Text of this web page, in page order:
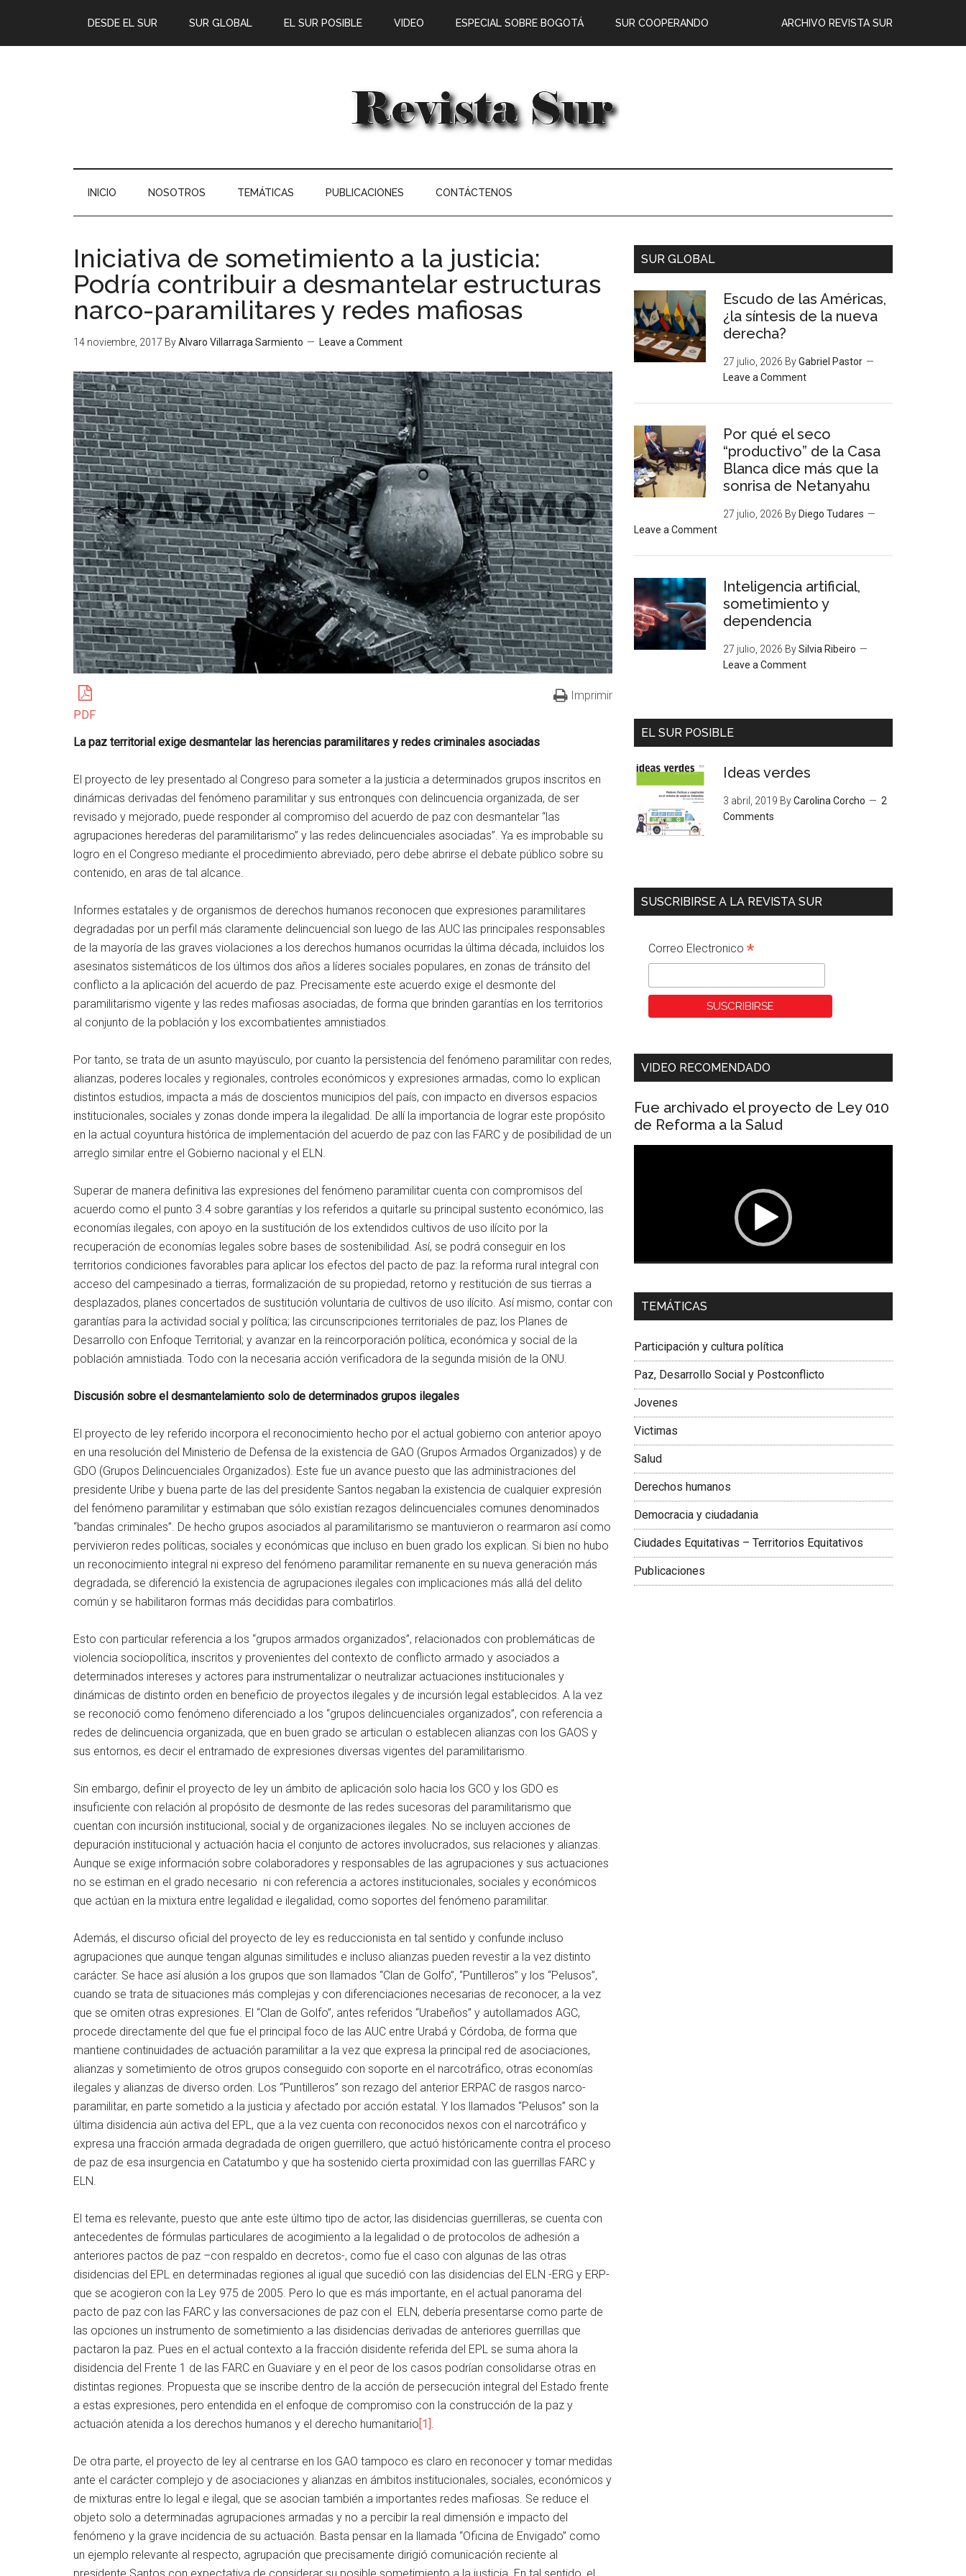
DESDE EL SUR SUR GLOBAL EL SUR POSIBLE ARCHIVO REVISTA SUR
VIDEO ESPECIAL SOBRE BOGOTÁ SUR COOPERANDO
INICIO NOSOTROS TEMÁTICAS PUBLICACIONES CONTÁCTENOS
Iniciativa de sometimiento a la justicia:
Podría contribuir a desmantelar estructuras
narco-paramilitares y redes mafiosas
14 noviembre, 2017 ByAlvaro Villarraga Sarmiento Leave a Comment
PDF
Imprimir
La paz territorial exige desmantelar las herencias paramilitares y redes criminales asociadas
El proyecto de ley presentado al Congreso para someter a la justicia a determinados grupos inscritos en
dinámicas derivadas del fenómeno paramilitar y sus entronques con delincuencia organizada, de ser
revisado y mejorado, puede responder al compromiso del acuerdo de paz con desmantelar “las
agrupaciones herederas del paramilitarismo” y las redes delincuenciales asociadas”. Ya es improbable su
logro en el Congreso mediante el procedimiento abreviado, pero debe abrirse el debate público sobre su
contenido, en aras de tal alcance.
Informes estatales y de organismos de derechos humanos reconocen que expresiones paramilitares
degradadas por un perfil más claramente delincuencial son luego de las AUC las principales responsables
de la mayoría de las graves violaciones a los derechos humanos ocurridas la última década, incluidos los
asesinatos sistemáticos de los últimos dos años a líderes sociales populares, en zonas de tránsito del
conflicto a la aplicación del acuerdo de paz. Precisamente este acuerdo exige el desmonte del
paramilitarismo vigente y las redes mafiosas asociadas, de forma que brinden garantías en los territorios
al conjunto de la población y los excombatientes amnistiados.
Por tanto, se trata de un asunto mayúsculo, por cuanto la persistencia del fenómeno paramilitar con redes,
alianzas, poderes locales y regionales, controles económicos y expresiones armadas, como lo explican
distintos estudios, impacta a más de doscientos municipios del país, con impacto en diversos espacios
institucionales, sociales y zonas donde impera la ilegalidad. De allí la importancia de lograr este propósito
en la actual coyuntura histórica de implementación del acuerdo de paz con las FARC y de posibilidad de un
arreglo similar entre el Gobierno nacional y el ELN.
Superar de manera definitiva las expresiones del fenómeno paramilitar cuenta con compromisos del
acuerdo como el punto 3.4 sobre garantías y los referidos a quitarle su principal sustento económico, las
economías ilegales, con apoyo en la sustitución de los extendidos cultivos de uso ilícito por la
recuperación de economías legales sobre bases de sostenibilidad. Así, se podrá conseguir en los
territorios condiciones favorables para aplicar los efectos del pacto de paz: la reforma rural integral con
acceso del campesinado a tierras, formalización de su propiedad, retorno y restitución de sus tierras a
desplazados, planes concertados de sustitución voluntaria de cultivos de uso ilícito. Así mismo, contar con
garantías para la actividad social y política; las circunscripciones territoriales de paz; los Planes de
Desarrollo con Enfoque Territorial; y avanzar en la reincorporación política, económica y social de la
población amnistiada. Todo con la necesaria acción verificadora de la segunda misión de la ONU.
Discusión sobre el desmantelamiento solo de determinados grupos ilegales
El proyecto de ley referido incorpora el reconocimiento hecho por el actual gobierno con anterior apoyo
en una resolución del Ministerio de Defensa de la existencia de GAO (Grupos Armados Organizados) y de
GDO (Grupos Delincuenciales Organizados). Este fue un avance puesto que las administraciones del
presidente Uribe y buena parte de las del presidente Santos negaban la existencia de cualquier expresión
del fenómeno paramilitar y estimaban que sólo existían rezagos delincuenciales comunes denominados
“bandas criminales”. De hecho grupos asociados al paramilitarismo se mantuvieron o rearmaron así como
pervivieron redes políticas, sociales y económicas que incluso en buen grado los explican. Si bien no hubo
un reconocimiento integral ni expreso del fenómeno paramilitar remanente en su nueva generación más
degradada, se diferenció la existencia de agrupaciones ilegales con implicaciones más allá del delito
común y se habilitaron formas más decididas para combatirlos.
Esto con particular referencia a los “grupos armados organizados”, relacionados con problemáticas de
violencia sociopolítica, inscritos y provenientes del contexto de conflicto armado y asociados a
determinados intereses y actores para instrumentalizar o neutralizar actuaciones institucionales y
dinámicas de distinto orden en beneficio de proyectos ilegales y de incursión legal establecidos. A la vez
se reconoció como fenómeno diferenciado a los “grupos delincuenciales organizados”, con referencia a
redes de delincuencia organizada, que en buen grado se articulan o establecen alianzas con los GAOS y
sus entornos, es decir el entramado de expresiones diversas vigentes del paramilitarismo.
Sin embargo, definir el proyecto de ley un ámbito de aplicación solo hacia los GCO y los GDO es
insuficiente con relación al propósito de desmonte de las redes sucesoras del paramilitarismo que
cuentan con incursión institucional, social y de organizaciones ilegales. No se incluyen acciones de
depuración institucional y actuación hacia el conjunto de actores involucrados, sus relaciones y alianzas.
Aunque se exige información sobre colaboradores y responsables de las agrupaciones y sus actuaciones
no se estiman en el grado necesario ni con referencia a actores institucionales, sociales y económicos
que actúan en la mixtura entre legalidad e ilegalidad, como soportes del fenómeno paramilitar.
Además, el discurso oficial del proyecto de ley es reduccionista en tal sentido y confunde incluso
agrupaciones que aunque tengan algunas similitudes e incluso alianzas pueden revestir a la vez distinto
carácter. Se hace así alusión a los grupos que son llamados “Clan de Golfo”, “Puntilleros” y los “Pelusos”,
cuando se trata de situaciones más complejas y con diferenciaciones necesarias de reconocer, a la vez
que se omiten otras expresiones. El “Clan de Golfo”, antes referidos “Urabeños” y autollamados AGC,
procede directamente del que fue el principal foco de las AUC entre Urabá y Córdoba, de forma que
mantiene continuidades de actuación paramilitar a la vez que expresa la principal red de asociaciones,
alianzas y sometimiento de otros grupos conseguido con soporte en el narcotráfico, otras economías
ilegales y alianzas de diverso orden. Los “Puntilleros” son rezago del anterior ERPAC de rasgos narco-
paramilitar, en parte sometido a la justicia y afectado por acción estatal. Y los llamados “Pelusos” son la
última disidencia aún activa del EPL, que a la vez cuenta con reconocidos nexos con el narcotráfico y
expresa una fracción armada degradada de origen guerrillero, que actuó históricamente contra el proceso
de paz de esa insurgencia en Catatumbo y que ha sostenido cierta proximidad con las guerrillas FARC y
ELN.
El tema es relevante, puesto que ante este último tipo de actor, las disidencias guerrilleras, se cuenta con
antecedentes de fórmulas particulares de acogimiento a la legalidad o de protocolos de adhesión a
anteriores pactos de paz –con respaldo en decretos-, como fue el caso con algunas de las otras
disidencias del EPL en determinadas regiones al igual que sucedió con las disidencias del ELN -ERG y ERP-
que se acogieron con la Ley 975 de 2005. Pero lo que es más importante, en el actual panorama del
pacto de paz con las FARC y las conversaciones de paz con el ELN, debería presentarse como parte de
las opciones un instrumento de sometimiento a las disidencias derivadas de anteriores guerrillas que
pactaron la paz. Pues en el actual contexto a la fracción disidente referida del EPL se suma ahora la
disidencia del Frente 1 de las FARC en Guaviare y en el peor de los casos podrían consolidarse otras en
distintas regiones. Propuesta que se inscribe dentro de la acción de persecución integral del Estado frente
a estas expresiones, pero entendida en el enfoque de compromiso con la construcción de la paz y
actuación atenida a los derechos humanos y el derecho humanitario[1].
De otra parte, el proyecto de ley al centrarse en los GAO tampoco es claro en reconocer y tomar medidas
ante el carácter complejo y de asociaciones y alianzas en ámbitos institucionales, sociales, económicos y
de mixturas entre lo legal e ilegal, que se asocian también a importantes redes mafiosas. Se reduce el
objeto solo a determinadas agrupaciones armadas y no a percibir la real dimensión e impacto del
fenómeno y la grave incidencia de su actuación. Basta pensar en la llamada “Oficina de Envigado” como
un ejemplo relevante al respecto, agrupación que precisamente dirigió comunicación reciente al
SUR GLOBAL
Escudo de las Américas,
¿la síntesis de la nueva
derecha?
27 julio, 2026 ByGabriel Pastor
Leave a Comment
Por qué el seco
“productivo” de la Casa
Blanca dice más que la
sonrisa de Netanyahu
27 julio, 2026 By Diego Tudares
Leave a Comment
Inteligencia artificial,
sometimiento y
dependencia
27 julio, 2026 BySilvia Ribeiro
Leave a Comment
EL SUR POSIBLE
Ideas verdes
3 abril, 2019 ByCarolina Corcho
2
Comments
SUSCRIBIRSE A LA REVISTA SUR
Correo Electronico *
VIDEO RECOMENDADO
Fue archivado el proyecto de Ley 010
de Reforma a la Salud
Dra. Carolina Corcho Mejía,
Latinoamericana Sur, Vicepresidenta Federación
TEMÁTICAS
Participación y cultura política
Paz, Desarrollo Social y Postconflicto
Jovenes
Victimas
Salud
Derechos humanos
Democracia y ciudadania
Ciudades Equitativas – Territorios Equitativos
Publicaciones